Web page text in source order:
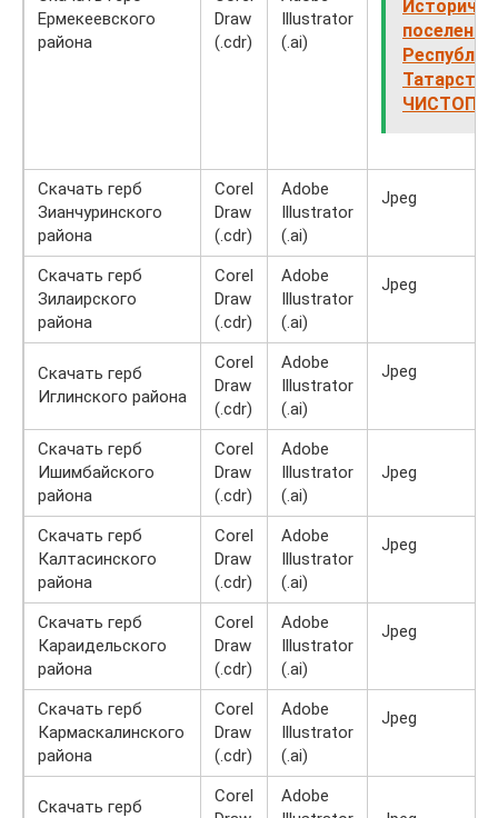
Ермекеевского
района
Draw
(.cdr)
Illustrator
(.ai)
поселения
Скачать герб
Зианчуринского
района
Corel
Draw
(.cdr)
Adobe
Illustrator
(.ai)
Jpeg
Скачать герб
Зилаирского
района
Corel
Draw
(.cdr)
Adobe
Illustrator
(.ai)
Jpeg
Скачать герб
Иглинского района
Corel
Draw
(.cdr)
Adobe
Illustrator
(.ai)
Jpeg
Скачать герб
Ишимбайского
района
Corel
Draw
(.cdr)
Adobe
Illustrator
(.ai)
Jpeg
Скачать герб
Калтасинского
района
Corel
Draw
(.cdr)
Adobe
Illustrator
(.ai)
Jpeg
Скачать герб
Караидельского
района
Corel
Draw
(.cdr)
Adobe
Illustrator
(.ai)
Jpeg
Скачать герб
Кармаскалинского
района
Corel
Draw
(.cdr)
Adobe
Illustrator
(.ai)
Jpeg
Скачать герб
Corel
Adobe